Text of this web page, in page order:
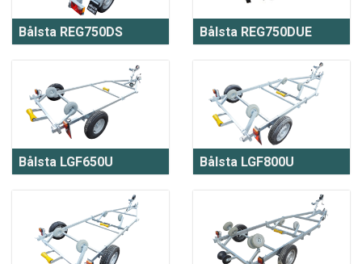
Bålsta REG750DS Bålsta REG750DUE
Bålsta LGF650U Bålsta LGF800U